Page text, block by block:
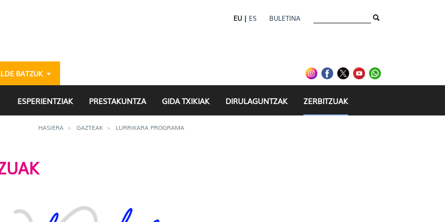
EU | ES BULETINA
BATZUK
ESPERIENTZIAK PRESTAKUNTZA GIDA TXIKIAK DIRULAGUNTZAK ZERBITZUAK
HASIERA GAZTEAK LURRIKARA PROGRAMA